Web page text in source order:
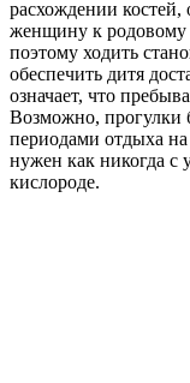
расхождении костей,
женщину к родовому
поэтому ходить
обеспечить дитя
означает, что
Возможно, прогулки
периодами отдыха
нужен как никогда с
кислороде.